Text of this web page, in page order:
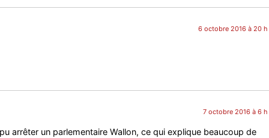
6 octobre 2016 à 20
7 octobre 2016 à 6
arrêter un parlementaire Wallon, ce qui explique beaucoup de